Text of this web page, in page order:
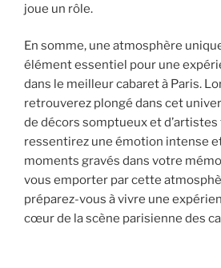
joue un rôle.
En somme, une atmosphère
élément essentiel pour une
dans le meilleur cabaret à Paris.
retrouverez plongé dans cet
de décors somptueux et
ressentirez une émotion intense
moments gravés dans votre
vous emporter par cette
préparez-vous à vivre une
cœur de la scène parisienne des